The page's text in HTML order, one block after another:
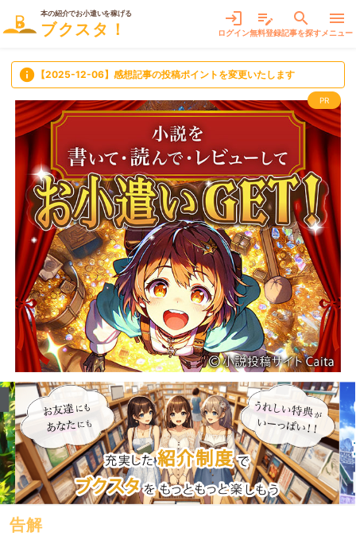
本の紹介でお小遣いを稼げる
ブクスタ！
login
ログイン
edit_note
無料登録
search
記事を探す
menu
メニュー
info 【2025-12-06】感想記事の投稿ポイントを変更いたします
PR
告解